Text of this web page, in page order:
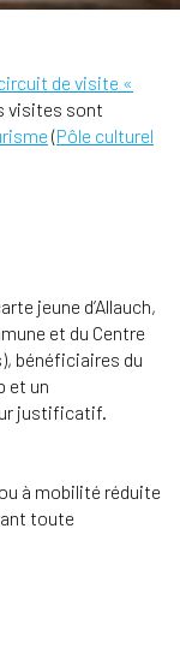
de visite «
visites sont
(Pôle culturel
jeune d’Allauch,
et du Centre
bénéficiaires du
et un
justificatif.
à mobilité réduite
toute